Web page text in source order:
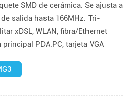
SMD de cerámica. Se ajusta a
salida hasta 166MHz. Tri-
xDSL, WLAN, fibra/Ethernet
PDA.PC, tarjeta VGA